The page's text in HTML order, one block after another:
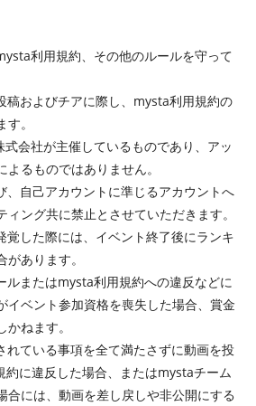
利用規約、その他のルールを守って
稿およびチアに際し、mysta利用規約の
。
会社が主催しているものであり、アッ
るものではありません。
、自己アカウントに準じるアカウントへ
ング共に禁止とさせていただきます。
覚した際には、イベント終了後にランキ
あります。
ルまたはmysta利用規約への違反などに
イベント参加資格を喪失した場合、賞金
ねます。
れている事項を全て満たさずに動画を投
に違反した場合、またはmystaチーム
合には、動画を差し戻しや非公開にする